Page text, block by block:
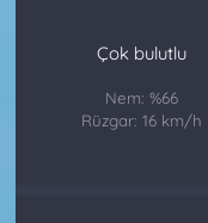
Çok bulutlu
Nem: %66
Rüzgar: 16 km/h